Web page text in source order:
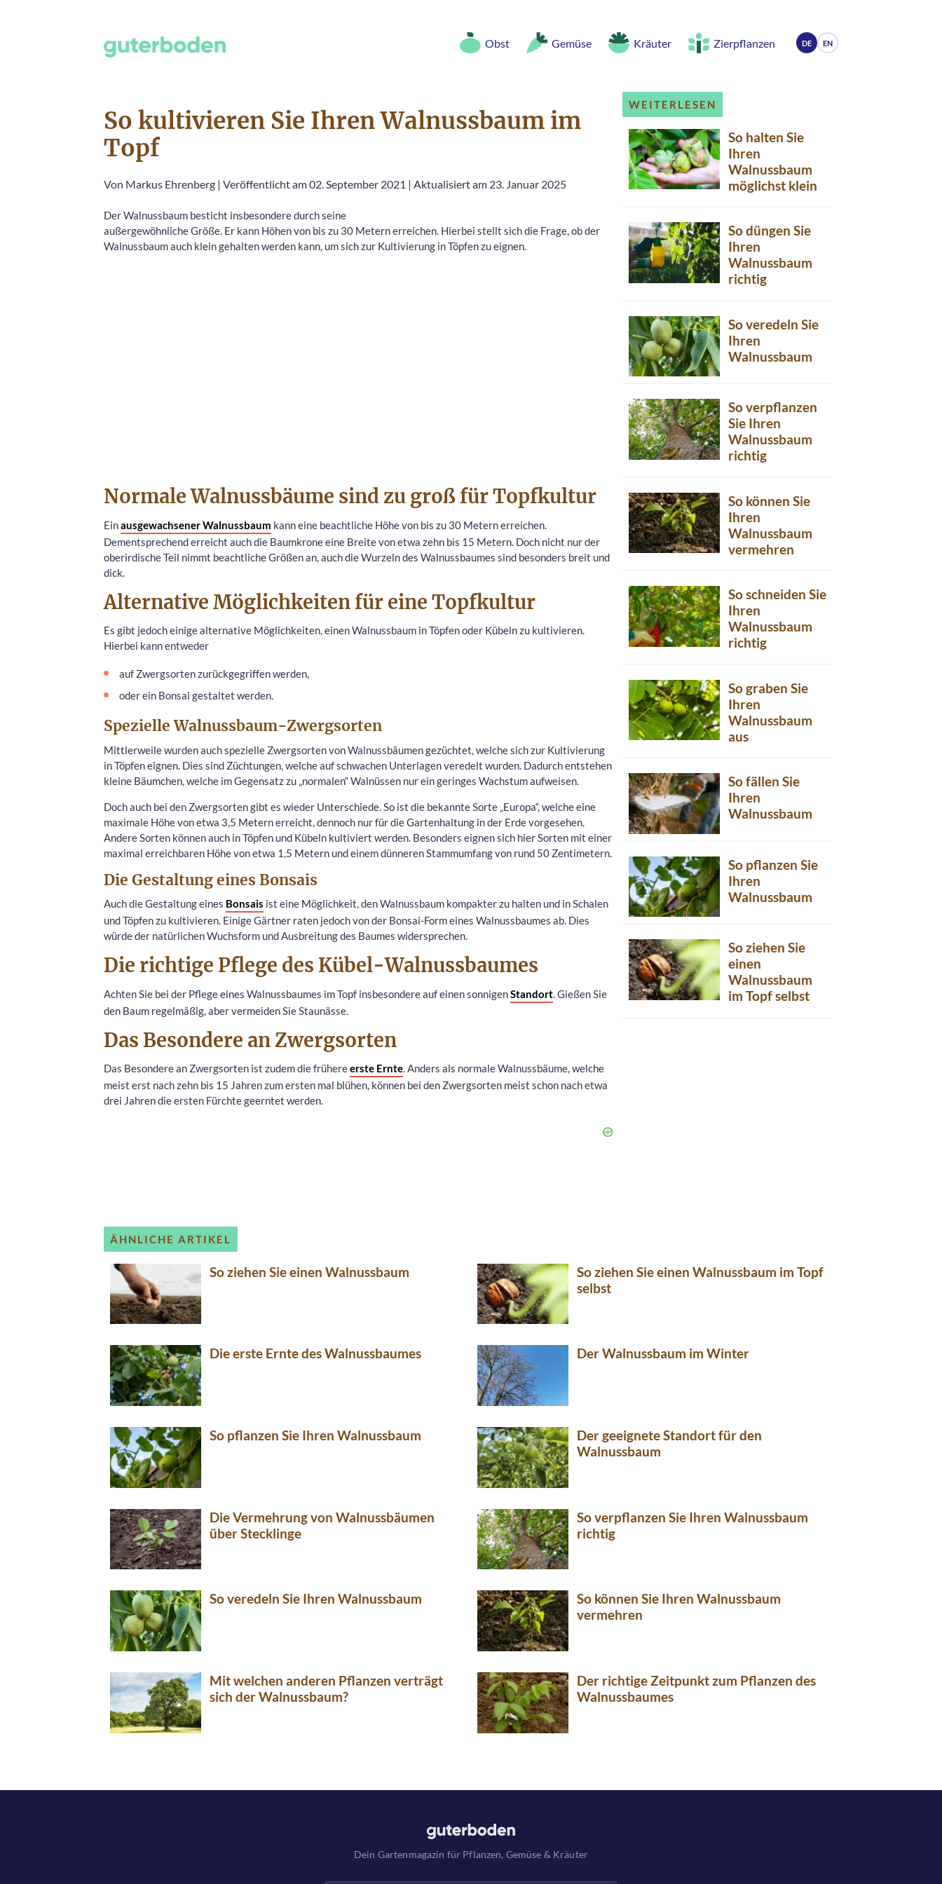
Obst Gemüse Kräuter Zierpflanzen DE EN
So kultivieren Sie Ihren Walnussbaum im
Topf
Von Markus Ehrenberg | Veröffentlicht am 02. September 2021 | Aktualisiert am 23. Januar 2025
Der Walnussbaum besticht insbesondere durch seine
außergewöhnliche Größe. Er kann Höhen von bis zu 30 Metern erreichen. Hierbei stellt sich die Frage, ob der
Walnussbaum auch klein gehalten werden kann, um sich zur Kultivierung in Töpfen zu eignen.
Normale Walnussbäume sind zu groß für Topfkultur
Einausgewachsener Walnussbaum kann eine beachtliche Höhe von bis zu 30 Metern erreichen.
Dementsprechend erreicht auch die Baumkrone eine Breite von etwa zehn bis 15 Metern. Doch nicht nur der
oberirdische Teil nimmt beachtliche Größen an, auch die Wurzeln des Walnussbaumes sind besonders breit und
dick.
Alternative Möglichkeiten für eine Topfkultur
Es gibt jedoch einige alternative Möglichkeiten, einen Walnussbaum in Töpfen oder Kübeln zu kultivieren.
Hierbei kann entweder
auf Zwergsorten zurückgegriffen werden,
oder ein Bonsai gestaltet werden.
Spezielle Walnussbaum-Zwergsorten
Mittlerweile wurden auch spezielle Zwergsorten von Walnussbäumen gezüchtet, welche sich zur Kultivierung
in Töpfen eignen. Dies sind Züchtungen, welche auf schwachen Unterlagen veredelt wurden. Dadurch entstehen
kleine Bäumchen, welche im Gegensatz zu „normalen“ Walnüssen nur ein geringes Wachstum aufweisen.
Doch auch bei den Zwergsorten gibt es wieder Unterschiede. So ist die bekannte Sorte „Europa“, welche eine
maximale Höhe von etwa 3,5 Metern erreicht, dennoch nur für die Gartenhaltung in der Erde vorgesehen.
Andere Sorten können auch in Töpfen und Kübeln kultiviert werden. Besonders eignen sich hier Sorten mit einer
maximal erreichbaren Höhe von etwa 1,5 Metern und einem dünneren Stammumfang von rund 50 Zentimetern.
Die Gestaltung eines Bonsais
Auch die Gestaltung eines Bonsais ist eine Möglichkeit, den Walnussbaum kompakter zu halten und in Schalen
und Töpfen zu kultivieren. Einige Gärtner raten jedoch von der Bonsai-Form eines Walnussbaumes ab. Dies
würde der natürlichen Wuchsform und Ausbreitung des Baumes widersprechen.
Die richtige Pflege des Kübel-Walnussbaumes
Achten Sie bei der Pflege eines Walnussbaumes im Topf insbesondere auf einen sonnigenStandort. Gießen Sie
den Baum regelmäßig, aber vermeiden Sie Staunässe.
Das Besondere an Zwergsorten
Das Besondere an Zwergsorten ist zudem die frühereerste Ernte. Anders als normale Walnussbäume, welche
meist erst nach zehn bis 15 Jahren zum ersten mal blühen, können bei den Zwergsorten meist schon nach etwa
drei Jahren die ersten Fürchte geerntet werden.
WEITERLESEN
So halten Sie
Ihren
Walnussbaum
möglichst klein
So düngen Sie
Ihren
Walnussbaum
richtig
So veredeln Sie
Ihren
Walnussbaum
So verpflanzen
Sie Ihren
Walnussbaum
richtig
So können Sie
Ihren
Walnussbaum
vermehren
So schneiden Sie
Ihren
Walnussbaum
richtig
So graben Sie
Ihren
Walnussbaum
aus
So fällen Sie
Ihren
Walnussbaum
So pflanzen Sie
Ihren
Walnussbaum
So ziehen Sie
einen
Walnussbaum
im Topf selbst
ÄHNLICHE ARTIKEL
So ziehen Sie einen Walnussbaum
So ziehen Sie einen Walnussbaum im Topf
selbst
Die erste Ernte des Walnussbaumes Der Walnussbaum im Winter
So pflanzen Sie Ihren Walnussbaum
Der geeignete Standort für den
Walnussbaum
Die Vermehrung von Walnussbäumen
über Stecklinge
So verpflanzen Sie Ihren Walnussbaum
richtig
So veredeln Sie Ihren Walnussbaum
So können Sie Ihren Walnussbaum
vermehren
Mit welchen anderen Pflanzen verträgt
sich der Walnussbaum?
Der richtige Zeitpunkt zum Pflanzen des
Walnussbaumes
Dein Gartenmagazin für Pflanzen, Gemüse & Kräuter